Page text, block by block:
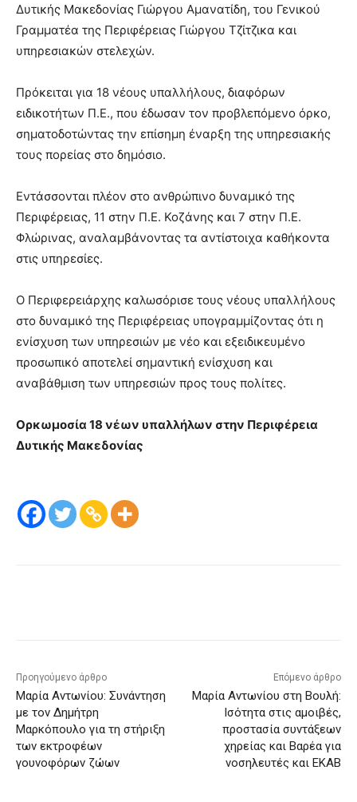
Δυτικής Μακεδονίας Γιώργου Αμανατίδη, του Γενικού
Γραμματέα της Περιφέρειας Γιώργου Τζίτζικα και
υπηρεσιακών στελεχών.
Πρόκειται για 18 νέους υπαλλήλους, διαφόρων
ειδικοτήτων Π.Ε., που έδωσαν τον προβλεπόμενο όρκο,
σηματοδοτώντας την επίσημη έναρξη της υπηρεσιακής
τους πορείας στο δημόσιο.
Εντάσσονται πλέον στο ανθρώπινο δυναμικό της
Περιφέρειας, 11 στην Π.Ε. Κοζάνης και 7 στην Π.Ε.
Φλώρινας, αναλαμβάνοντας τα αντίστοιχα καθήκοντα
στις υπηρεσίες.
Ο Περιφερειάρχης καλωσόρισε τους νέους υπαλλήλους
στο δυναμικό της Περιφέρειας υπογραμμίζοντας ότι η
ενίσχυση των υπηρεσιών με νέο και εξειδικευμένο
προσωπικό αποτελεί σημαντική ενίσχυση και
αναβάθμιση των υπηρεσιών προς τους πολίτες.
Ορκωμοσία 18 νέων υπαλλήλων στην Περιφέρεια
Δυτικής Μακεδονίας
Προηγούμενο άρθρο
Μαρία Αντωνίου: Συνάντηση
με τον Δημήτρη
Μαρκόπουλο για τη στήριξη
των εκτροφέων
γουνοφόρων ζώων
Επόμενο άρθρο
Μαρία Αντωνίου στη Βουλή:
Ισότητα στις αμοιβές,
προστασία συντάξεων
χηρείας και Βαρέα για
νοσηλευτές και ΕΚΑΒ